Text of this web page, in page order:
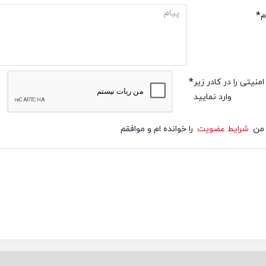
را در کادر زیر
وارد نمایید
من شرایط عضویت را خوانده ام و موافقم